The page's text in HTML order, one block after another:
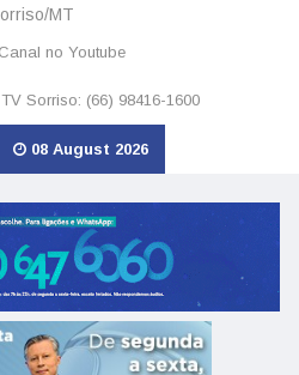
MT
Canal no Youtube
Sorriso: (66) 98416-1600
08 August 2026